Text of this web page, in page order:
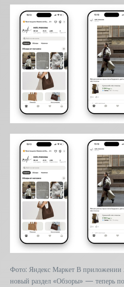
Фото: Яндекс Маркет В приложении
новый раздел «Обзоры» — теперь